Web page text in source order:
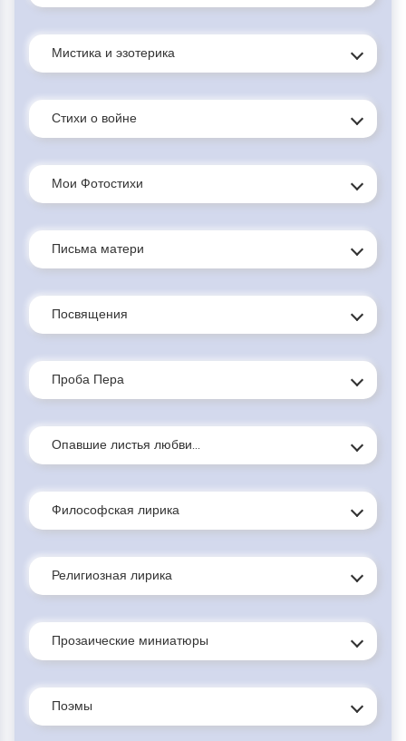
Мистика и эзотерика
Стихи о войне
Мои Фотостихи
Письма матери
Посвящения
Проба Пера
Опавшие листья любви...
Философская лирика
Религиозная лирика
Прозаические миниатюры
Поэмы